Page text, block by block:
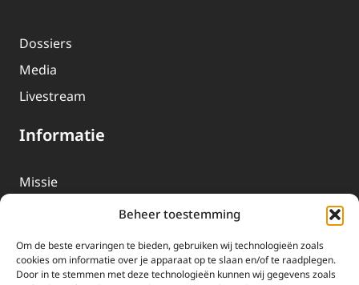
Beheer toestemming
Om de beste ervaringen te bieden, gebruiken wij technologieën zoals
cookies om informatie over je apparaat op te slaan en/of te raadplegen.
Door in te stemmen met deze technologieën kunnen wij gegevens zoals
Dossiers
Media
Livestream
Informatie
Missie
EWTN-Team